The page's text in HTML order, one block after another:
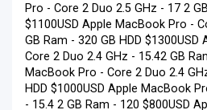
Pro - Core 2 Duo 2.5 GHz - 17 2
$1100USD Apple MacBook Pro -
GB Ram - 320 GB HDD
Core 2 Duo 2.4 GHz - 15.42 GB
MacBook Pro - Core 2 Duo 2.4
HDD $1000USD Apple MacBook
- 15.4 2 GB Ram - 120 $800USD